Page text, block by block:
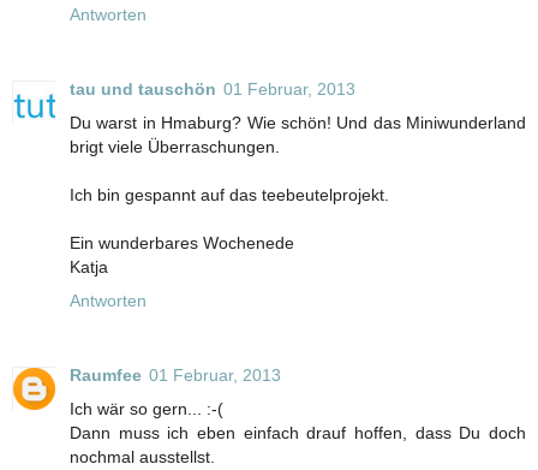
Antworten
tau und tauschön 01 Februar, 2013
Du warst in Hmaburg? Wie schön! Und das Miniwunderland
brigt viele Überraschungen.
Ich bin gespannt auf das teebeutelprojekt.
Ein wunderbares Wochenede
Katja
Antworten
Raumfee 01 Februar, 2013
Ich wär so gern... :-(
Dann muss ich eben einfach drauf hoffen, dass Du doch
nochmal ausstellst.